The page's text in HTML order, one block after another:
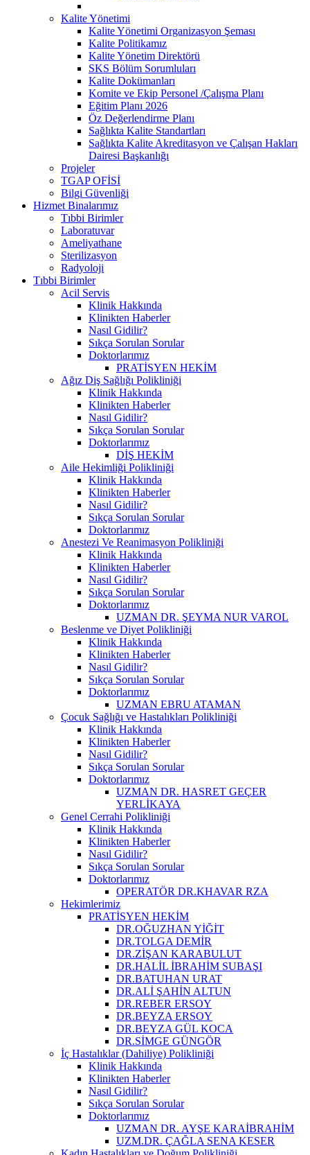
Kalite Yönetimi
Kalite Yönetimi Organizasyon Şeması
Kalite Politikamız
Kalite Yönetim Direktörü
SKS Bölüm Sorumluları
Kalite Dokümanları
Komite ve Ekip Personel /Çalışma Planı
Eğitim Planı 2026
Öz Değerlendirme Planı
Sağlıkta Kalite Standartları
Sağlıkta Kalite Akreditasyon ve Çalışan Hakları
Dairesi Başkanlığı
Projeler
TGAP OFİSİ
Bilgi Güvenliği
Hizmet Binalarımız
Tıbbi Birimler
Laboratuvar
Ameliyathane
Sterilizasyon
Radyoloji
Tıbbi Birimler
Acil Servis
Klinik Hakkında
Klinikten Haberler
Nasıl Gidilir?
Sıkça Sorulan Sorular
Doktorlarımız
PRATİSYEN HEKİM
Ağız Diş Sağlığı Polikliniği
Klinik Hakkında
Klinikten Haberler
Nasıl Gidilir?
Sıkça Sorulan Sorular
Doktorlarımız
DİŞ HEKİM
Aile Hekimliği Polikliniği
Klinik Hakkında
Klinikten Haberler
Nasıl Gidilir?
Sıkça Sorulan Sorular
Doktorlarımız
Anestezi Ve Reanimasyon Polikliniği
Klinik Hakkında
Klinikten Haberler
Nasıl Gidilir?
Sıkça Sorulan Sorular
Doktorlarımız
UZMAN DR. ŞEYMA NUR VAROL
Beslenme ve Diyet Polikliniği
Klinik Hakkında
Klinikten Haberler
Nasıl Gidilir?
Sıkça Sorulan Sorular
Doktorlarımız
UZMAN EBRU ATAMAN
Çocuk Sağlığı ve Hastalıkları Polikliniği
Klinik Hakkında
Klinikten Haberler
Nasıl Gidilir?
Sıkça Sorulan Sorular
Doktorlarımız
UZMAN DR. HASRET GEÇER
YERLİKAYA
Genel Cerrahi Polikliniği
Klinik Hakkında
Klinikten Haberler
Nasıl Gidilir?
Sıkça Sorulan Sorular
Doktorlarımız
OPERATÖR DR.KHAVAR RZA
Hekimlerimiz
PRATİSYEN HEKİM
DR.OĞUZHAN YİĞİT
DR.TOLGA DEMİR
DR.ZİŞAN KARABULUT
DR.HALİL İBRAHİM SUBAŞI
DR.BATUHAN URAT
DR.ALİ ŞAHİN ALTUN
DR.REBER ERSOY
DR.BEYZA ERSOY
DR.BEYZA GÜL KOCA
DR.SİMGE GÜNGÖR
İç Hastalıklar (Dahiliye) Polikliniği
Klinik Hakkında
Klinikten Haberler
Nasıl Gidilir?
Sıkça Sorulan Sorular
Doktorlarımız
UZMAN DR. AYŞE KARAİBRAHİM
UZM.DR. ÇAĞLA SENA KESER